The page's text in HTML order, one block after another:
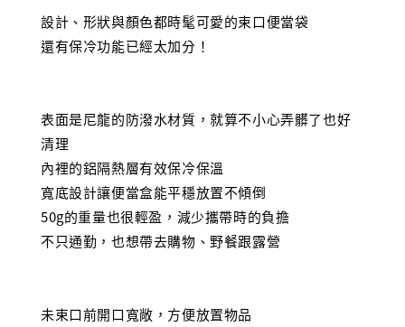
設計、形狀與顏色都時髦可愛的束口便當袋
還有保冷功能已經太加分！
表面是尼龍的防潑水材質，就算不小心弄髒了也好
清理
內裡的鋁隔熱層有效保冷保溫
寬底設計讓便當盒能平穩放置不傾倒
50g的重量也很輕盈，減少攜帶時的負擔
不只通勤，也想帶去購物、野餐跟露營
未束口前開口寬敞，方便放置物品